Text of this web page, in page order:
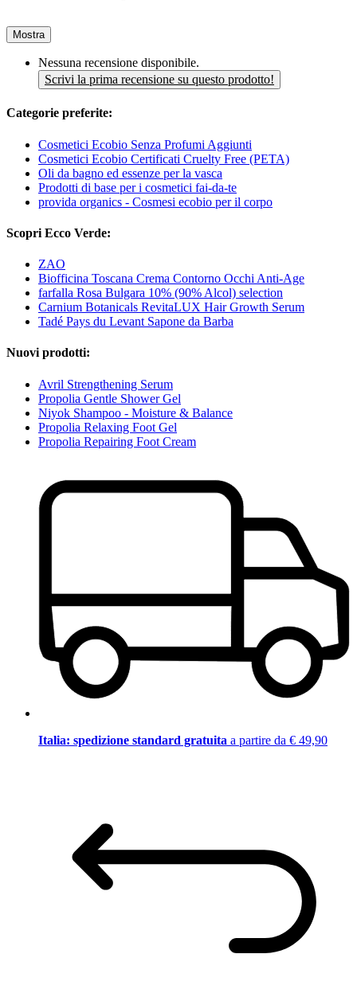
Mostra
Nessuna recensione disponibile.
Scrivi la prima recensione su questo prodotto!
Categorie preferite:
Cosmetici Ecobio Senza Profumi Aggiunti
Cosmetici Ecobio Certificati Cruelty Free (PETA)
Oli da bagno ed essenze per la vasca
Prodotti di base per i cosmetici fai-da-te
provida organics - Cosmesi ecobio per il corpo
Scopri Ecco Verde:
ZAO
Biofficina Toscana Crema Contorno Occhi Anti-Age
farfalla Rosa Bulgara 10% (90% Alcol) selection
Carnium Botanicals RevitaLUX Hair Growth Serum
Tadé Pays du Levant Sapone da Barba
Nuovi prodotti:
Avril Strengthening Serum
Propolia Gentle Shower Gel
Niyok Shampoo - Moisture & Balance
Propolia Relaxing Foot Gel
Propolia Repairing Foot Cream
Italia: spedizione standard gratuita a partire da € 49,90